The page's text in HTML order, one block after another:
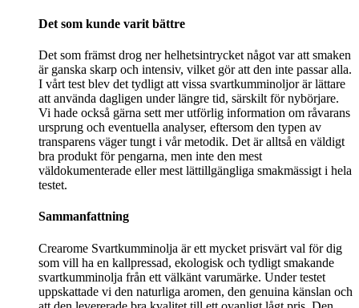
Det som kunde varit bättre
Det som främst drog ner helhetsintrycket något var att smaken
är ganska skarp och intensiv, vilket gör att den inte passar alla.
I vårt test blev det tydligt att vissa svartkumminoljor är lättare
att använda dagligen under längre tid, särskilt för nybörjare.
Vi hade också gärna sett mer utförlig information om råvarans
ursprung och eventuella analyser, eftersom den typen av
transparens väger tungt i vår metodik. Det är alltså en väldigt
bra produkt för pengarna, men inte den mest
väldokumenterade eller mest lättillgängliga smakmässigt i hela
testet.
Sammanfattning
Crearome Svartkumminolja är ett mycket prisvärt val för dig
som vill ha en kallpressad, ekologisk och tydligt smakande
svartkumminolja från ett välkänt varumärke. Under testet
uppskattade vi den naturliga aromen, den genuina känslan och